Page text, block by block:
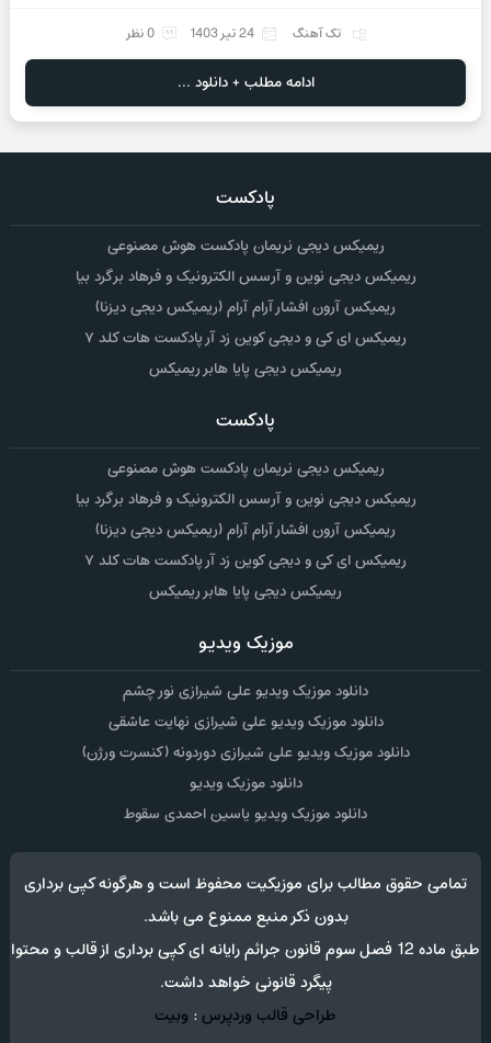
تک آهنگ 24 تیر 1403 0 نظر
ادامه مطلب + دانلود ...
پادکست
ریمیکس دیجی نریمان پادکست هوش مصنوعی
ریمیکس دیجی نوین و آرسس الکترونیک و فرهاد برگرد بیا
ریمیکس آرون افشار آرام آرام (ریمیکس دیجی دیزنا)
ریمیکس ای کی و دیجی کوین زد آر پادکست هات کلد ۷
ریمیکس دیجی پایا هابر ریمیکس
پادکست
ریمیکس دیجی نریمان پادکست هوش مصنوعی
ریمیکس دیجی نوین و آرسس الکترونیک و فرهاد برگرد بیا
ریمیکس آرون افشار آرام آرام (ریمیکس دیجی دیزنا)
ریمیکس ای کی و دیجی کوین زد آر پادکست هات کلد ۷
ریمیکس دیجی پایا هابر ریمیکس
موزیک ویدیو
دانلود موزیک ویدیو علی شیرازی نور چشم
دانلود موزیک ویدیو علی شیرازی نهایت عاشقی
دانلود موزیک ویدیو علی شیرازی دوردونه (کنسرت ورژن)
دانلود موزیک ویدیو
دانلود موزیک ویدیو یاسین احمدی سقوط
تمامی حقوق مطالب برای موزیکیت محفوظ است و هرگونه کپی برداری
بدون ذکر منبع ممنوع می باشد.
طبق ماده 12 فصل سوم قانون جرائم رایانه ای کپی برداری از قالب و محتوا
پیگرد قانونی خواهد داشت.
طراحی قالب وردپرس: وبیت